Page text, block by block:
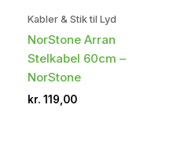
Kabler & Stik til Lyd
NorStone Arran
Stelkabel 60cm –
NorStone
kr. 119,00